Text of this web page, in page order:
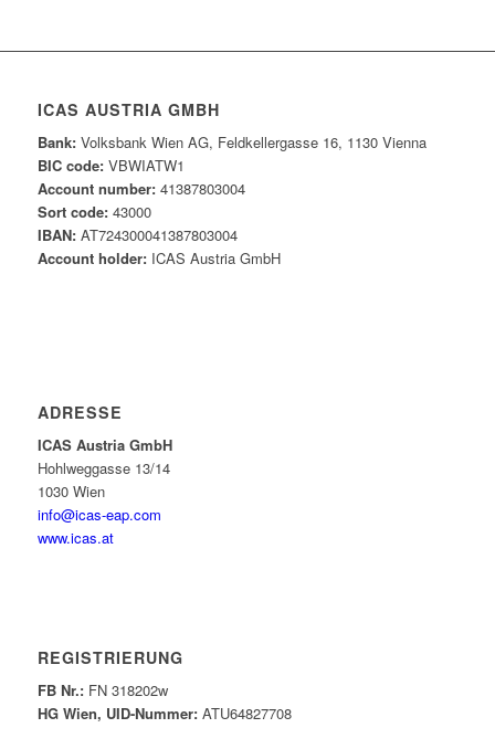
ICAS AUSTRIA GMBH
Bank:Volksbank Wien AG, Feldkellergasse 16, 1130 Vienna
BIC code:VBWIATW1
Account number:41387803004
Sort code:43000
IBAN:AT724300041387803004
Account holder:ICAS Austria GmbH
ADRESSE
ICAS Austria GmbH
Hohlweggasse 13/14
1030 Wien
info@icas-eap.com
www.icas.at
REGISTRIERUNG
FB Nr.:FN 318202w
HG Wien, UID-Nummer:ATU64827708